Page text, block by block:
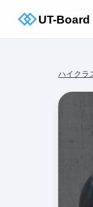
ハイクラ